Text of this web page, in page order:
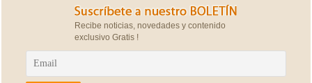
Recibe noticias, novedades y contenido
exclusivo Gratis !